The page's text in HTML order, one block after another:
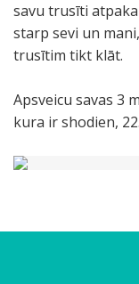
savu trusīti
starp sevi un
trusītim tikt klāt.
Apsveicu savas 3
kura ir shodien,